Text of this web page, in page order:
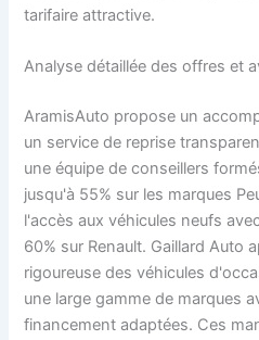
tarifaire attractive.
Analyse détaillée des offres et
AramisAuto propose un
un service de reprise
une équipe de conseillers
jusqu'à 55% sur les marques
l'accès aux véhicules neufs
60% sur Renault. Gaillard Auto
rigoureuse des véhicules
une large gamme de marques
financement adaptées. Ces